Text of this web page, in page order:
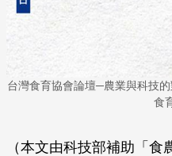
台灣食育協會論壇─農業與科技
食
（本文由科技部補助「